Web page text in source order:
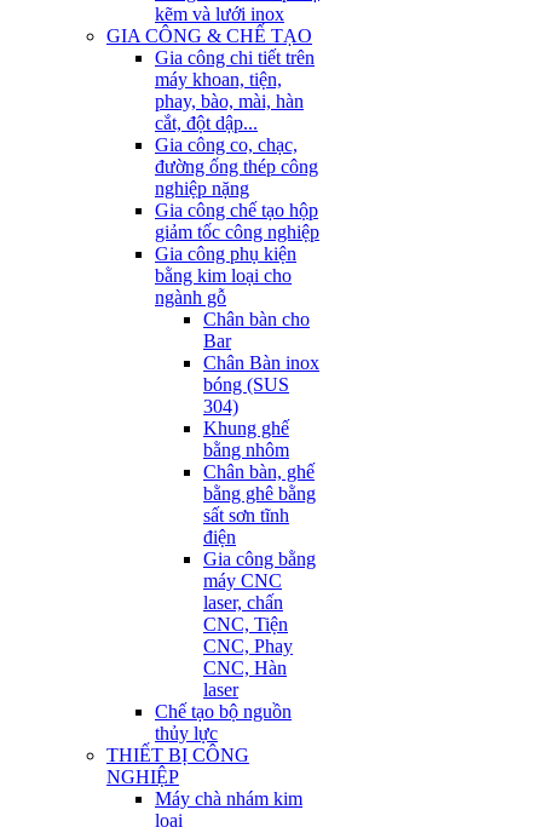
kẽm và lưới inox
GIA CÔNG & CHẾ TẠO
Gia công chi tiết trên
máy khoan, tiện,
phay, bào, mài, hàn
cắt, đột dập...
Gia công co, chạc,
đường ống thép công
nghiệp nặng
Gia công chế tạo hộp
giảm tốc công nghiệp
Gia công phụ kiện
bằng kim loại cho
ngành gỗ
Chân bàn cho
Bar
Chân Bàn inox
bóng (SUS
304)
Khung ghế
bằng nhôm
Chân bàn, ghế
bằng ghê bằng
sất sơn tĩnh
điện
Gia công bằng
máy CNC
laser, chấn
CNC, Tiện
CNC, Phay
CNC, Hàn
laser
Chế tạo bộ nguồn
thủy lực
THIẾT BỊ CÔNG
NGHIỆP
Máy chà nhám kim
loại